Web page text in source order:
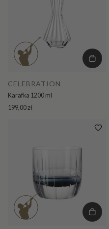
CELEBRATION
Karafka 1200 ml
199,00 zł